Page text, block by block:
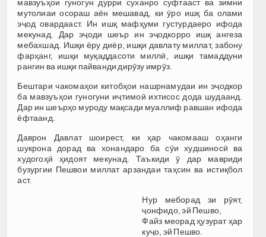
мавзуъҳои гуногун дурри суханро суфтааст ва зимни
мутолиаи осораш аён мешавад, ки ӯро ишқ ба олами
эҷод овардааст. Ин ишқ мафҳуми густурдаеро ифода
мекунад. Дар эҷоди шеър ин эҷодкорро ишқ ангеза
мебахшад. Ишқи ёру диёр, ишқи давлату миллат, забону
фарҳанг, ишқи муқаддасоти миллӣ, ишқи тамаддуни
рангин ва ишқи пайванди дирӯзу имрӯз.
Бештари чакомаҳои китобҳои нашрнамудаи ин эҷодкор
ба мавзуъҳои гуногуни иҷтимоӣ ихтисос дода шудаанд.
Дар ин шеърҳо муроду мақсади муаллиф равшан ифода
ёфтаанд.
Даврон Давлат шоирест, ки ҳар чакомааш оҳанги
шукрона дорад ва хонандаро ба сӯи худшиносӣ ва
худогоҳӣ ҳидоят мекунад. Таъкиди ӯ дар мавриди
бузургии Пешвои миллат арзандаи таҳсин ва истиқбол
аст.
Нур меборад зи рӯят,
ҷонфидо, эй Пешво,
Файз меорад ҳузурат ҳар
куҷо, эй Пешво.